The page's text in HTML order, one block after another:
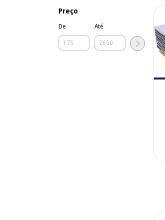
Preço
De Até